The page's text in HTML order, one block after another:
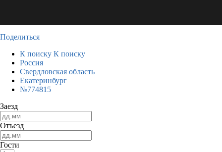
Поделиться
К поиску К поиску
Россия
Свердловская область
Екатеринбург
№774815
Заезд
Отъезд
Гости